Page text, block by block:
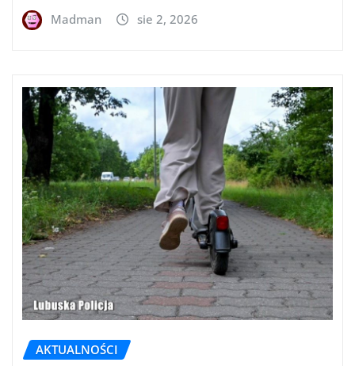
Madman sie 2, 2026
AKTUALNOŚCI